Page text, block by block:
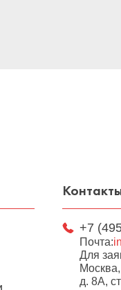
+7
Почта:
Для
д. 8А,